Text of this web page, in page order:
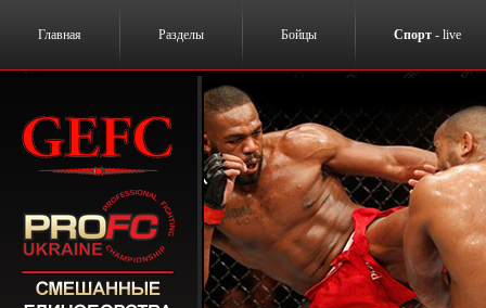
Главная Разделы Бойцы Спорт - live